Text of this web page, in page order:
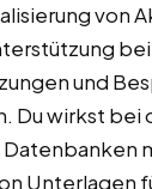
von
und
Du wirkst bei
Unterlagen